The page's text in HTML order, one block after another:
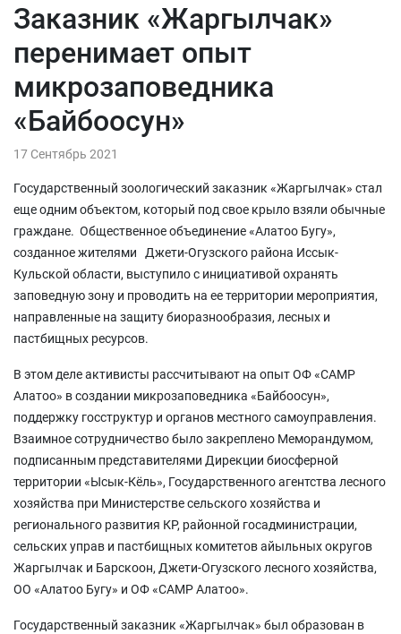
Заказник «Жаргылчак»
перенимает опыт
микрозаповедника
«Байбоосун»
17 Сентябрь 2021
Государственный зоологический заказник «Жаргылчак» стал
еще одним объектом, который под свое крыло взяли обычные
граждане. Общественное объединение «Алатоо Бугу»,
созданное жителями Джети-Огузского района Иссык-
Кульской области, выступило с инициативой охранять
заповедную зону и проводить на ее территории мероприятия,
направленные на защиту биоразнообразия, лесных и
пастбищных ресурсов.
В этом деле активисты рассчитывают на опыт ОФ «САМР
Алатоо» в создании микрозаповедника «Байбоосун»,
поддержку госструктур и органов местного самоуправления.
Взаимное сотрудничество было закреплено Меморандумом,
подписанным представителями Дирекции биосферной
территории «Ысык-Кёль», Государственного агентства лесного
хозяйства при Министерстве сельского хозяйства и
регионального развития КР, районной госадминистрации,
сельских управ и пастбищных комитетов айыльных округов
Жаргылчак и Барскоон, Джети-Огузского лесного хозяйства,
ОО «Алатоо Бугу» и ОФ «САМР Алатоо».
Государственный заказник «Жаргылчак» был образован в